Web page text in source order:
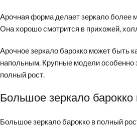
Арочная форма делает зеркало более
Она хорошо смотрится в прихожей,
Арочное зеркало барокко может быть
напольным. Крупные модели особенно
полный рост.
Большое зеркало
Большое зеркало барокко в полный